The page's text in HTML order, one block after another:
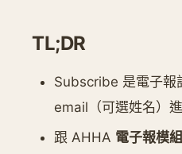
TL;DR
Subscribe 是電子報
email（可選姓名）
跟 AHHA 電子報模